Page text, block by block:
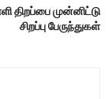
திறப்பை முன்னிட்டு
சிறப்பு பேருந்துகள்